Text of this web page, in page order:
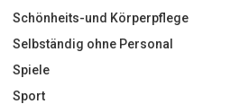
Schönheits-und Körperpflege
Selbständig ohne Personal
Spiele
Sport